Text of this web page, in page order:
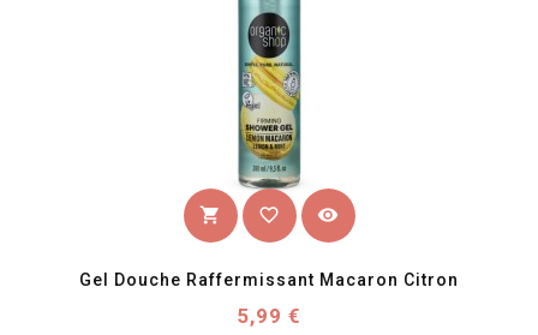
shopping_cart favorite_border visibility
Gel Douche Raffermissant Macaron Citron
Prix
5,99 €